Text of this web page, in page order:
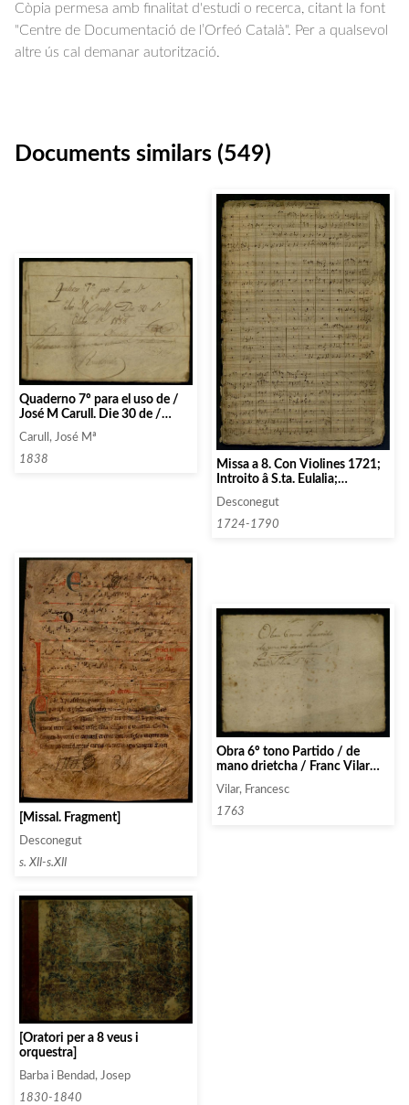
Còpia permesa amb finalitat d'estudi o recerca, citant la font
"Centre de Documentació de l’Orfeó Català". Per a qualsevol
altre ús cal demanar autorització.
Documents similars (549)
Quaderno 7º para el uso de /
José M Carull. Die 30 de /
Octubre de 1838
Carull, José Mª
1838
Missa a 8. Con Violines 1721;
Introito â S.ta. Eulalia;
Villancico ala Assumpn. de Na
Sra.; Villancico al Ssmo. Sto.
Desconegut
1724-1790
[Missal. Fragment]
Desconegut
s. XII-s.XII
Obra 6º tono Partido / de
mano drietcha / Franc Vilar
1763
Vilar, Francesc
1763
[Oratori per a 8 veus i
orquestra]
Barba i Bendad, Josep
1830-1840